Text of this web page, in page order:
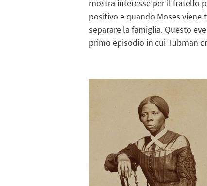
mostra interesse per il fratello
positivo e quando Moses viene
separare la famiglia. Questo
primo episodio in cui Tubman